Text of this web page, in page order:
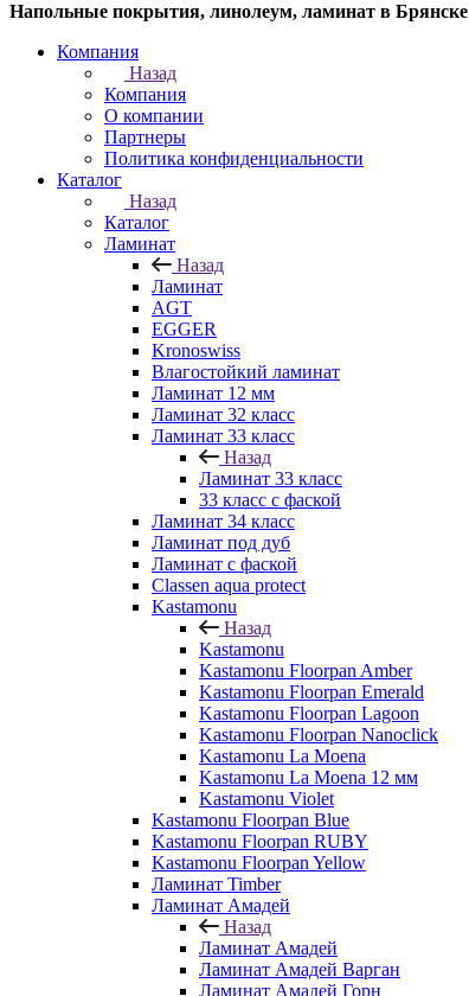
Напольные покрытия, линолеум, ламинат в Брянске
Компания
Назад
Компания
О компании
Партнеры
Политика конфиденциальности
Каталог
Назад
Каталог
Ламинат
Назад
Ламинат
AGT
EGGER
Kronoswiss
Влагостойкий ламинат
Ламинат 12 мм
Ламинат 32 класс
Ламинат 33 класс
Назад
Ламинат 33 класс
33 класс с фаской
Ламинат 34 класс
Ламинат под дуб
Ламинат с фаской
Classen aqua protect
Kastamonu
Назад
Kastamonu
Kastamonu Floorpan Amber
Kastamonu Floorpan Emerald
Kastamonu Floorpan Lagoon
Kastamonu Floorpan Nanoclick
Kastamonu La Moena
Kastamonu La Moena 12 мм
Kastamonu Violet
Kastamonu Floorpan Blue
Kastamonu Floorpan RUBY
Kastamonu Floorpan Yellow
Ламинат Timber
Ламинат Амадей
Назад
Ламинат Амадей
Ламинат Амадей Варган
Ламинат Амадей Горн